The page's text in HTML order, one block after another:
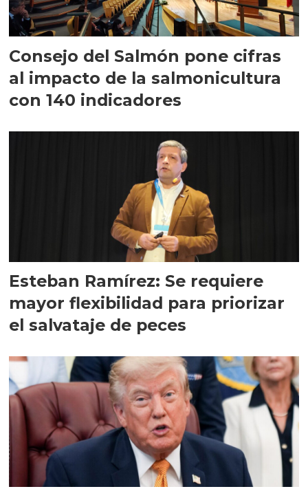
Consejo del Salmón pone cifras
al impacto de la salmonicultura
con 140 indicadores
Esteban Ramírez: Se requiere
mayor flexibilidad para priorizar
el salvataje de peces